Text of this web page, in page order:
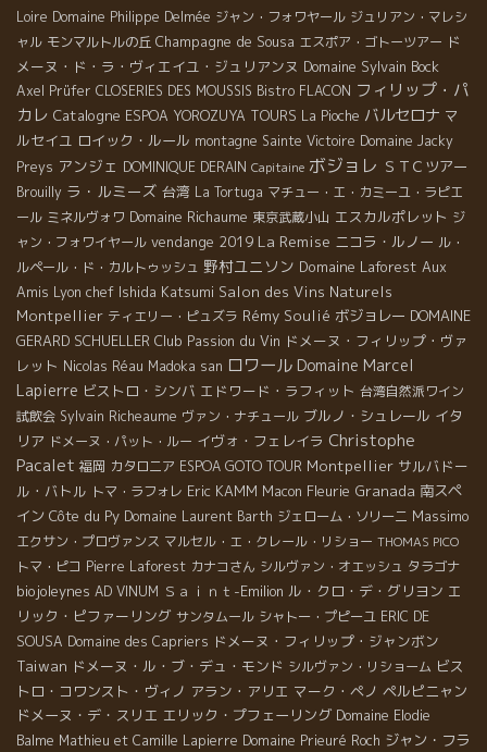
Loire Domaine Philippe Delmée ジャン・フォワヤール ジュリアン・マレシ
ャル モンマルトルの丘 Champagne de Sousa エスポア・ゴトーツアー ド
メーヌ・ド・ラ・ヴィエイユ・ジュリアンヌ Domaine Sylvain Bock
Axel Prüfer CLOSERIES DES MOUSSIS Bistro FLACON フィリップ・パ
カレ Catalogne ESPOA YOROZUYA TOURS La Pioche バルセロナ マ
ルセイユ ロイック・ルール montagne Sainte Victoire Domaine Jacky
Preys アンジェ DOMINIQUE DERAIN Capitaine ボジョレ ＳＴＣツアー
Brouilly ラ・ルミーズ 台湾 La Tortuga マチュー・エ・カミーユ・ラピエ
ール ミネルヴォワ Domaine Richaume 東京武蔵小山 エスカルポレット ジ
ャン・フォワイヤール vendange 2019 La Remise ニコラ・ルノー ル・
ルペール・ド・カルトゥッシュ 野村ユニソン Domaine Laforest Aux
Amis Lyon chef Ishida Katsumi Salon des Vins Naturels
Montpellier ティエリー・ピュズラ Rémy Soulié ボジョレー DOMAINE
GERARD SCHUELLER Club Passion du Vin ドメーヌ・フィリップ・ヴァ
レット Nicolas Réau Madoka san ロワール Domaine Marcel
Lapierre ビストロ・シンバ エドワード・ラフィット 台湾自然派ワイン
試飲会 Sylvain Richeaume ヴァン・ナチュール ブルノ・シュレール イタ
リア ドメーヌ・パット・ルー イヴォ・フェレイラ Christophe
Pacalet 福岡 カタロニア ESPOA GOTO TOUR Montpellier サルバドー
ル・バトル トマ・ラフォレ Eric KAMM Macon Fleurie Granada 南スペ
イン Côte du Py Domaine Laurent Barth ジェローム・ソリーニ Massimo
エクサン・プロヴァンス マルセル・エ・クレール・リショー THOMAS PICO
トマ・ピコ Pierre Laforest カナコさん シルヴァン・オエッシュ タラゴナ
biojoleynes AD VINUM Ｓａｉｎｔ-Emilion ル・クロ・デ・グリヨン エ
リック・ピファーリング サンタムール シャトー・プピーユ ERIC DE
SOUSA Domaine des Capriers ドメーヌ・フィリップ・ジャンボン
Taiwan ドメーヌ・ル・ブ・デュ・モンド シルヴァン・リショーム ビス
トロ・コワンスト・ヴィノ アラン・アリエ マーク・ペノ ペルピニャン
ドメーヌ・デ・スリエ エリック・プフェーリング Domaine Elodie
Balme Mathieu et Camille Lapierre Domaine Prieuré Roch ジャン・フラ